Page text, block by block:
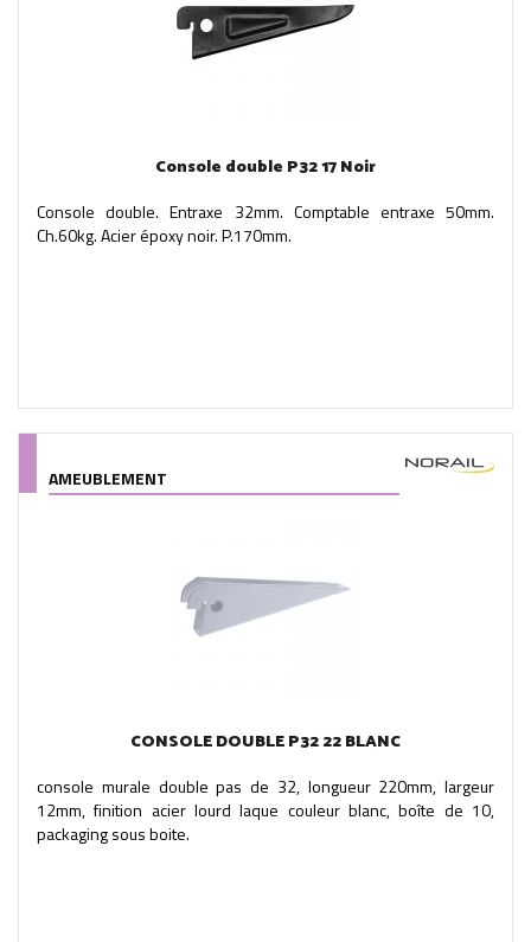
Console double P32 17 Noir
Console double. Entraxe 32mm. Comptable entraxe 50mm.
Ch.60kg. Acier époxy noir. P.170mm.
AMEUBLEMENT
CONSOLE DOUBLE P32 22 BLANC
console murale double pas de 32, longueur 220mm, largeur
12mm, finition acier lourd laque couleur blanc, boîte de 10,
packaging sous boite.